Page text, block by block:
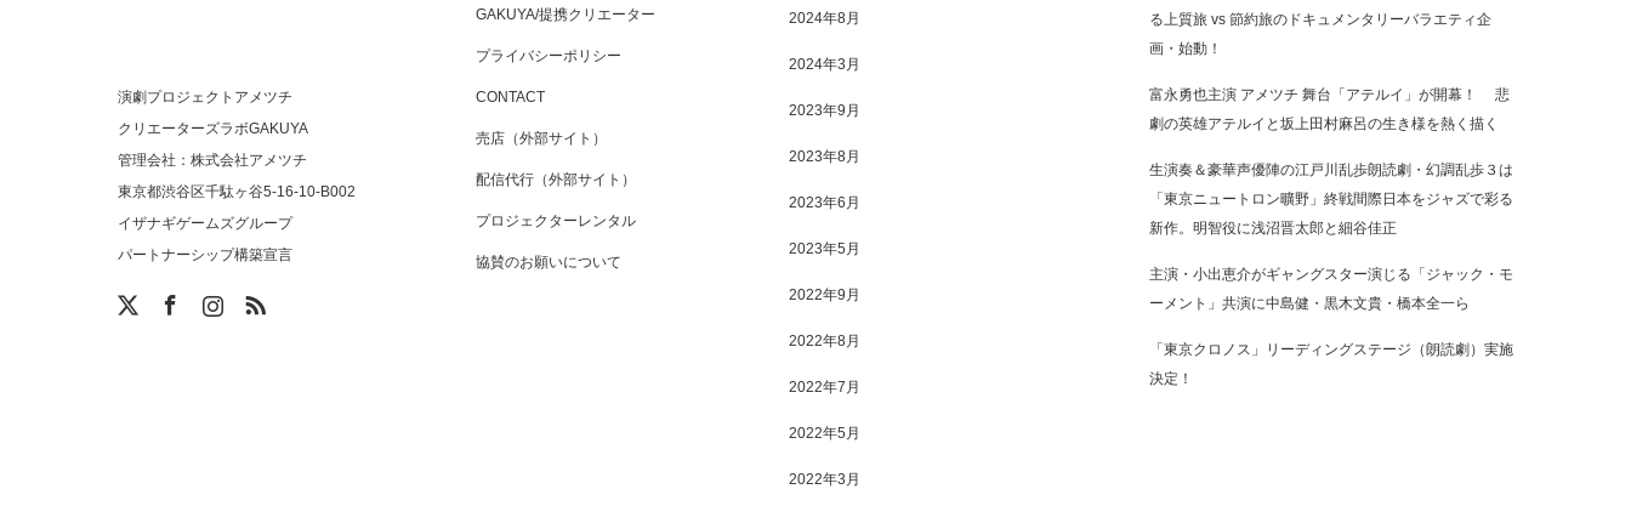
GAKUYA/提携クリエーター
プライバシーポリシー
CONTACT
売店（外部サイト）
配信代行（外部サイト）
プロジェクターレンタル
協賛のお願いについて
2024年8月
2024年3月
2023年9月
2023年8月
2023年6月
2023年5月
2022年9月
2022年8月
2022年7月
2022年5月
2022年3月
る上質旅 vs 節約旅のドキュメンタリーバラエティ企
画・始動！
富永勇也主演 アメツチ 舞台「アテルイ」が開幕！ 悲
劇の英雄アテルイと坂上田村麻呂の生き様を熱く描く
生演奏＆豪華声優陣の江戸川乱歩朗読劇・幻調乱歩３は
「東京ニュートロン曠野」終戦間際日本をジャズで彩る
新作。明智役に浅沼晋太郎と細谷佳正
主演・小出恵介がギャングスター演じる「ジャック・モ
ーメント」共演に中島健・黒木文貴・橋本全一ら
「東京クロノス」リーディングステージ（朗読劇）実施
決定！
演劇プロジェクトアメツチ
クリエーターズラボGAKUYA
管理会社：株式会社アメツチ
東京都渋谷区千駄ヶ谷5-16-10-B002
イザナギゲームズグループ
パートナーシップ構築宣言